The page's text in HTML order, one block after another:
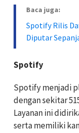
Baca juga:
Spotify Rilis
Diputar
Spotify
Spotify menjadi
dengan sekitar
Layanan ini
serta memiliki